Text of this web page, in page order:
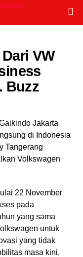
VW
Buzz
Jakarta
di Indonesia
Tangerang
Volkswagen
22 November
pada
yang sama
untuk
yang tidak
masa kini,